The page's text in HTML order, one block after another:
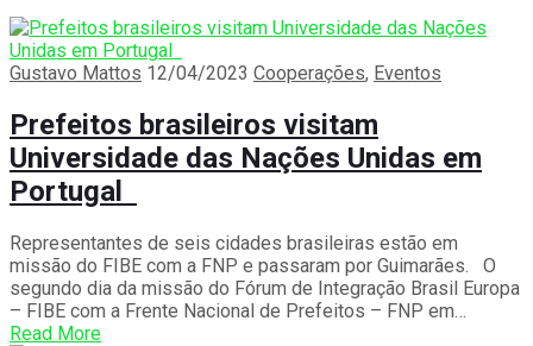
Gustavo Mattos 12/04/2023 Cooperações, Eventos
Prefeitos brasileiros visitam
Universidade das Nações Unidas em
Portugal
Representantes de seis cidades brasileiras estão em
missão do FIBE com a FNP e passaram por Guimarães. O
segundo dia da missão do Fórum de Integração Brasil Europa
– FIBE com a Frente Nacional de Prefeitos – FNP em…
Read More